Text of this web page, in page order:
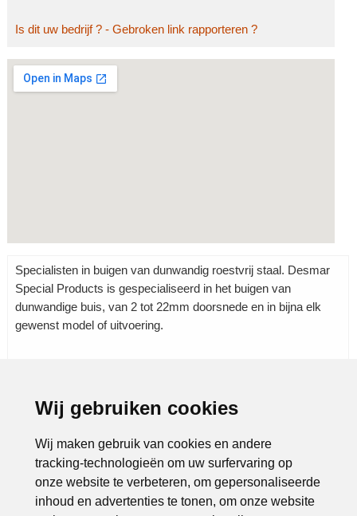
Wij gebruiken cookies
Wij maken gebruik van cookies en andere
tracking-technologieën om uw surfervaring op
onze website te verbeteren, om gepersonaliseerde
inhoud en advertenties te tonen, om onze website
Is dit uw bedrijf ? - Gebroken link rapporteren ?
Grotere kaart weergeven
Specialisten in buigen van dunwandig roestvrij staal. Desmar
Special Products is gespecialiseerd in het buigen van
dunwandige buis, van 2 tot 22mm doorsnede en in bijna elk
gewenst model of uitvoering.